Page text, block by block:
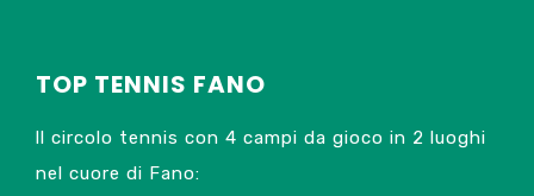
TOP TENNIS FANO
ll circolo tennis con 4 campi da gioco in 2 luoghi
nel cuore di Fano: